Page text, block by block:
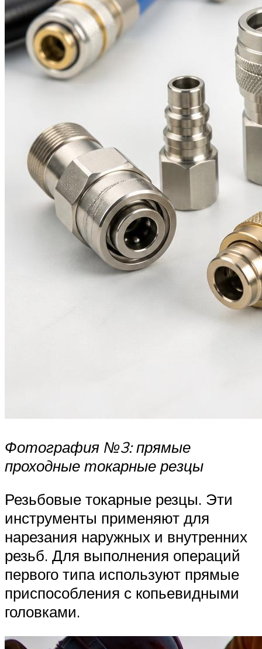
Фотография №3: прямые
проходные токарные резцы
Резьбовые токарные резцы. Эти
инструменты применяют для
нарезания наружных и внутренних
резьб. Для выполнения операций
первого типа используют прямые
приспособления с копьевидными
головками.